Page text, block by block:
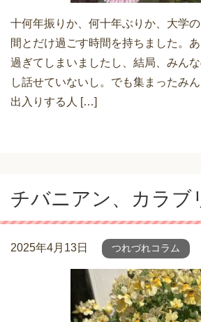
十何年振りか、何十年ぶりか、大学
間とだけ過ごす時間を持ちました。
過ぎてしまいましたし、結局、みん
し話せていないし。でも集まったみ
出入りする人 […]
チバニアン、カラブ
2025年4月13日 つれづれコラム